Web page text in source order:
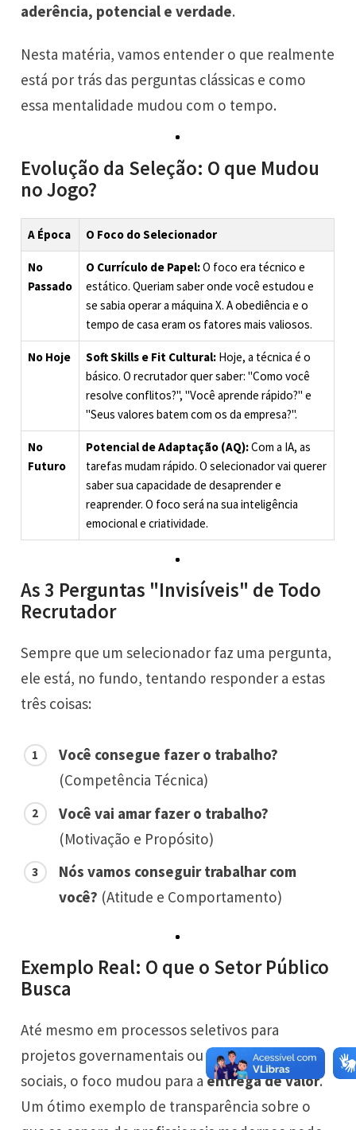
aderência, potencial e verdade.
Nesta matéria, vamos entender o que realmente
está por trás das perguntas clássicas e como
essa mentalidade mudou com o tempo.
Evolução da Seleção: O que Mudou
no Jogo?
A Época O Foco do Selecionador
No
Passado
O Currículo de Papel:O foco era técnico e
estático. Queriam saber onde você estudou e
se sabia operar a máquina X. A obediência e o
tempo de casa eram os fatores mais valiosos.
No Hoje Soft Skills e Fit Cultural: Hoje, a técnica é o
básico. O recrutador quer saber: "Como você
resolve conflitos?", "Você aprende rápido?" e
"Seus valores batem com os da empresa?".
No
Futuro
Potencial de Adaptação (AQ):Com a IA, as
tarefas mudam rápido. O selecionador vai querer
saber sua capacidade de desaprender e
reaprender. O foco será na sua inteligência
emocional e criatividade.
As 3 Perguntas "Invisíveis" de Todo
Recrutador
Sempre que um selecionador faz uma pergunta,
ele está, no fundo, tentando responder a estas
três coisas:
Você consegue fazer o trabalho?
(Competência Técnica)
Você vai amar fazer o trabalho?
(Motivação e Propósito)
Nós vamos conseguir trabalhar com
você? (Atitude e Comportamento)
Exemplo Real: O que o Setor Público
Busca
Até mesmo em processos seletivos para
projetos governamentais ou organizações
sociais, o foco mudou para aentrega de valor.
Um ótimo exemplo de transparência sobre o